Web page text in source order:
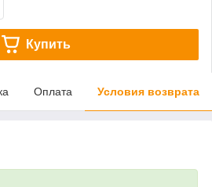
Купить
Оплата Условия возврата